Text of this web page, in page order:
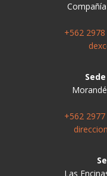
+562
+562
Las